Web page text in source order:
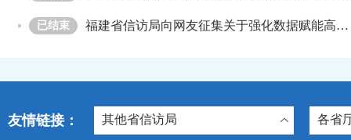
已结束 福建省信访局向网友征集关于强化数据赋能高水平推进信访工作法治化的意见建议
友情链接： 其他省信访局 各省